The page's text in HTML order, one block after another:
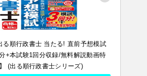
る順行政書士 当たる! 直前予想模試
分+本試験1回分収録/無料解説動画特
(出る順行政書士シリーズ)